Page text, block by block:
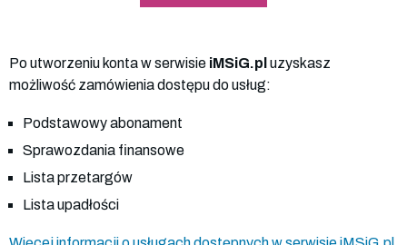
Po utworzeniu konta w serwisie iMSiG.pl uzyskasz
możliwość zamówienia dostępu do usług:
Podstawowy abonament
Sprawozdania finansowe
Lista przetargów
Lista upadłości